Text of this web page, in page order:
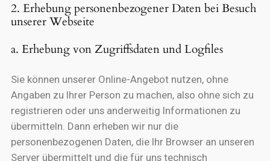
2. Erhebung personenbezogener Daten bei Besuch
unserer Webseite
a. Erhebung von Zugriffsdaten und Logfiles
Sie können unserer Online-Angebot nutzen, ohne
Angaben zu Ihrer Person zu machen, also ohne sich zu
registrieren oder uns anderweitig Informationen zu
übermitteln. Dann erheben wir nur die
personenbezogenen Daten, die Ihr Browser an unseren
Server übermittelt und die für uns technisch